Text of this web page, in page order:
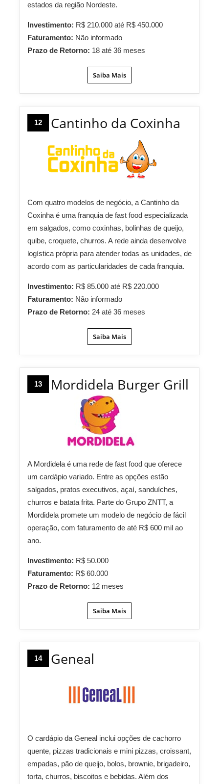
estados da região Nordeste.
Investimento: R$ 210.000 até R$ 450.000
Faturamento: Não informado
Prazo de Retorno: 18 até 36 meses
Saiba Mais
12 Cantinho da Coxinha
Com quatro modelos de negócio, a Cantinho da
Coxinha é uma franquia de fast food especializada
em salgados, como coxinhas, bolinhas de queijo,
quibe, croquete, churros. A rede ainda desenvolve
logística própria para atender todas as unidades, de
acordo com as particularidades de cada franquia.
Investimento: R$ 85.000 até R$ 220.000
Faturamento: Não informado
Prazo de Retorno: 24 até 36 meses
Saiba Mais
13 Mordidela Burger Grill
A Mordidela é uma rede de fast food que oferece
um cardápio variado. Entre as opções estão
salgados, pratos executivos, açaí, sanduíches,
churros e batata frita. Parte do Grupo ZNTT, a
Mordidela promete um modelo de negócio de fácil
operação, com faturamento de até R$ 600 mil ao
ano.
Investimento: R$ 50.000
Faturamento: R$ 60.000
Prazo de Retorno: 12 meses
Saiba Mais
14 Geneal
O cardápio da Geneal inclui opções de cachorro
quente, pizzas tradicionais e mini pizzas, croissant,
empadas, pão de queijo, bolos, brownie, brigadeiro,
torta, churros, biscoitos e bebidas. Além dos